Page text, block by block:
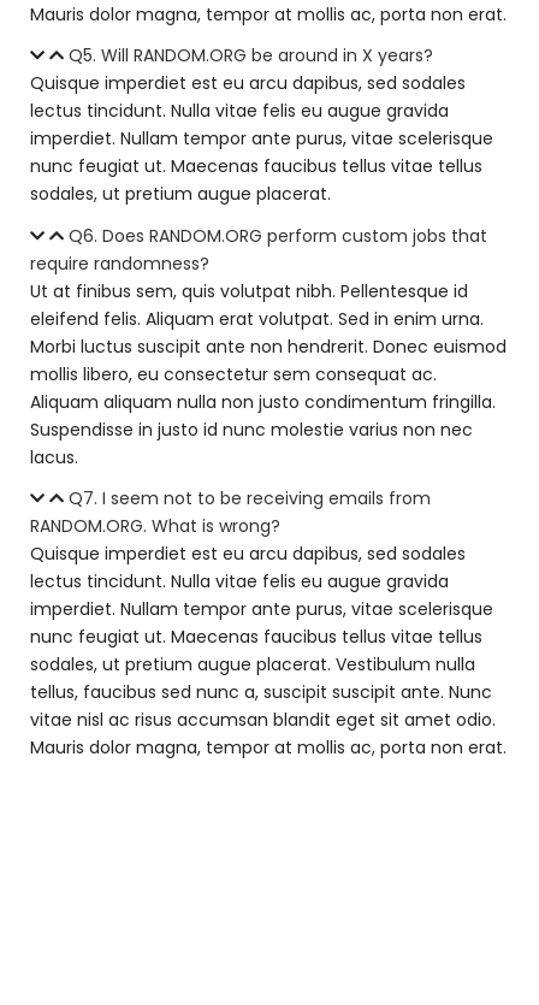
Mauris dolor magna, tempor at mollis ac, porta non erat.
Q5. Will RANDOM.ORG be around in X years?
Quisque imperdiet est eu arcu dapibus, sed sodales
lectus tincidunt. Nulla vitae felis eu augue gravida
imperdiet. Nullam tempor ante purus, vitae scelerisque
nunc feugiat ut. Maecenas faucibus tellus vitae tellus
sodales, ut pretium augue placerat.
Q6. Does RANDOM.ORG perform custom jobs that
require randomness?
Ut at finibus sem, quis volutpat nibh. Pellentesque id
eleifend felis. Aliquam erat volutpat. Sed in enim urna.
Morbi luctus suscipit ante non hendrerit. Donec euismod
mollis libero, eu consectetur sem consequat ac.
Aliquam aliquam nulla non justo condimentum fringilla.
Suspendisse in justo id nunc molestie varius non nec
lacus.
Q7. I seem not to be receiving emails from
RANDOM.ORG. What is wrong?
Quisque imperdiet est eu arcu dapibus, sed sodales
lectus tincidunt. Nulla vitae felis eu augue gravida
imperdiet. Nullam tempor ante purus, vitae scelerisque
nunc feugiat ut. Maecenas faucibus tellus vitae tellus
sodales, ut pretium augue placerat. Vestibulum nulla
tellus, faucibus sed nunc a, suscipit suscipit ante. Nunc
vitae nisl ac risus accumsan blandit eget sit amet odio.
Mauris dolor magna, tempor at mollis ac, porta non erat.